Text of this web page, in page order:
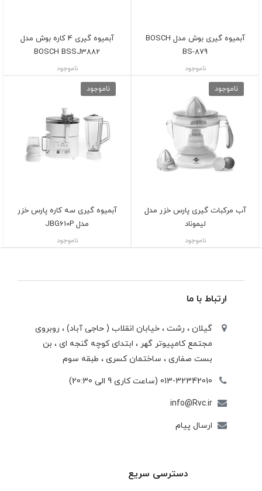
آبمیوه گیری بوش مدل BOSCH
BS-879
ناموجود
آبمیوه گیری 4 کاره بوش مدل
BOSCH BSSJ3882
ناموجود
ناموجود
آب مرکبات گیری پارس خزر مدل
لیموناد
ناموجود
ناموجود
آبمیوه گیری سه کاره پارس خزر
مدل JBG610P
ناموجود
ارتباط با ما
گیلان ، رشت ، خيابان انقلاب ( حاجی آباد) ، روبروی
مجتمع كامپيوتر گهر ، ابتدای كوچه گنجه ای ، بن
بست صفاری ، ساختمان كسری ، طبقه سوم
013-32342010 (ساعت کاری 9 الی 20:30)
info@Rvc.ir
ارسال پیام
دسترسی سریع